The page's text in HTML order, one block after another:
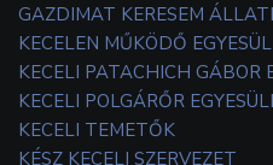
GAZDIMAT KERESEM
KECELEN MŰKÖDŐ
KECELI PATACHICH GÁBOR
KECELI POLGÁRŐR
KECELI TEMETŐK
KÉSZ KECELI SZERVEZET